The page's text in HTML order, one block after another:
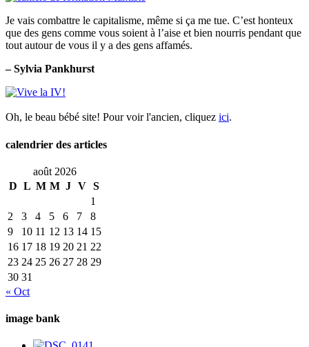
Je vais combattre le capitalisme, même si ça me tue. C’est honteux
que des gens comme vous soient à l’aise et bien nourris pendant que
tout autour de vous il y a des gens affamés.
– Sylvia Pankhurst
Oh, le beau bébé site! Pour voir l'ancien, cliquez ici.
calendrier des articles
août 2026
D L M M J V S
1
2
3 4 5 6 7
8
9
10 11 12 13 14 15
16 17 18 19 20 21 22
23 24 25 26 27 28 29
30 31
« Oct
image bank